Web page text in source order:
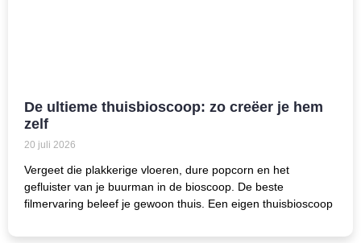
De ultieme thuisbioscoop: zo creëer je hem
zelf
20 juli 2026
Vergeet die plakkerige vloeren, dure popcorn en het
gefluister van je buurman in de bioscoop. De beste
filmervaring beleef je gewoon thuis. Een eigen thuisbioscoop